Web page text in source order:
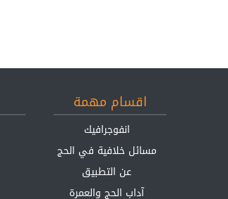
اقسام مهمة
انفوجرافيك
مسائل خلافية في الحج
عن التطبيق
آداب الحج والعمرة